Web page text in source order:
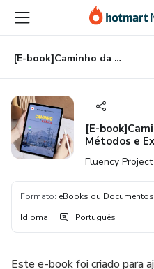
para
conteúdo
principal
para
pagamento
para
rodapé
[E-book]Caminho da Fluência Vol.2 : Métodos e Exercícios para Adquirir Confiança e Independência no Idioma Japonês
[E-
Métodos e
Japonês
Fluency Project
Formato: eBooks ou Documentos
Idioma: Português
Este e-book foi criado para